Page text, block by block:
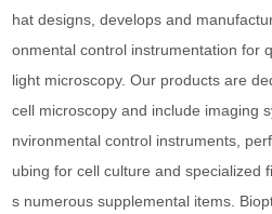
hat designs, develops and
onmental control instrumentation for
light microscopy. Our products are
cell microscopy and include imaging
nvironmental control instruments,
ubing for cell culture and specialized
s numerous supplemental items.